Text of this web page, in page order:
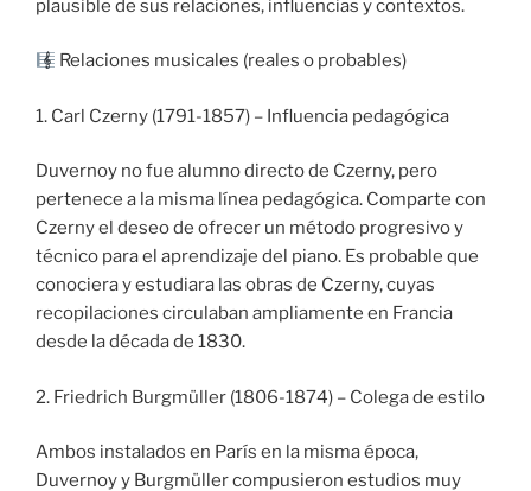
plausible de sus relaciones, influencias y contextos.
Relaciones musicales (reales o probables)
1. Carl Czerny (1791-1857) – Influencia pedagógica
Duvernoy no fue alumno directo de Czerny, pero
pertenece a la misma línea pedagógica. Comparte con
Czerny el deseo de ofrecer un método progresivo y
técnico para el aprendizaje del piano. Es probable que
conociera y estudiara las obras de Czerny, cuyas
recopilaciones circulaban ampliamente en Francia
desde la década de 1830.
2. Friedrich Burgmüller (1806-1874) – Colega de estilo
Ambos instalados en París en la misma época,
Duvernoy y Burgmüller compusieron estudios muy